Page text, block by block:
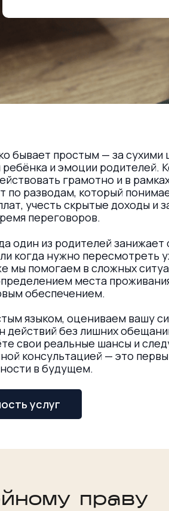
бывает простым — за сухими
и эмоции родителей.
грамотно и в
по разводам, который
учесть скрытые доходы и
переговоров.
один из родителей
когда нужно пересмотреть
мы помогаем в сложных
места
обеспечением.
языком, оцениваем вашу
действий без лишних
свои реальные шансы и
консультацией — это
в будущем.
услуг
праву